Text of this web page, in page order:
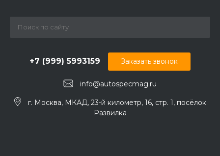
+7 (999) 5993159
info@autospecmag.ru
Заказать звонок
г. Москва, МКАД, 23-й километр, 16, стр. 1, посёлок
Развилка